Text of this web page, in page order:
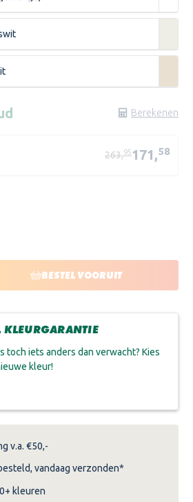
Berekenen
263,95171,58
BESTEL VOORUIT
toch iets anders dan verwacht? Kies
kleur!
v.a. €50,-
vandaag verzonden*
kleuren